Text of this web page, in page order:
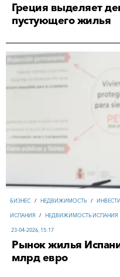
Греция выделяет
пустующего жилья
БИЗНЕС / НЕДВИЖИМОСТЬ /
ИСПАНИЯ / НЕДВИЖИМОСТЬ ИСПАНИЯ
23-04-2026, 15:17
Рынок жилья
млрд евро